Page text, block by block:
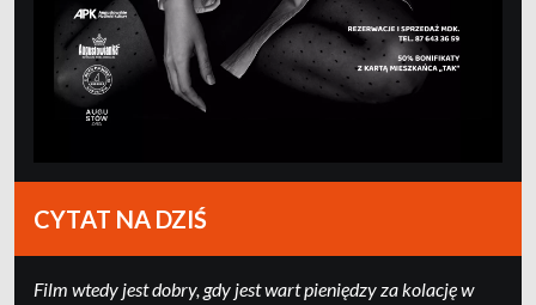
CYTAT NA DZIŚ
Film wtedy jest dobry, gdy jest wart pieniędzy za kolację w